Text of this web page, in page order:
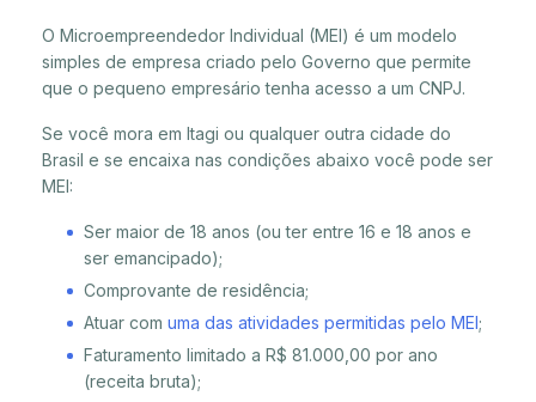
O Microempreendedor Individual (MEI) é um modelo
simples de empresa criado pelo Governo que permite
que o pequeno empresário tenha acesso a um CNPJ.
Se você mora em Itagi ou qualquer outra cidade do
Brasil e se encaixa nas condições abaixo você pode ser
MEI:
Ser maior de 18 anos (ou ter entre 16 e 18 anos e
ser emancipado);
Comprovante de residência;
Atuar com uma das atividades permitidas pelo MEI;
Faturamento limitado a R$ 81.000,00 por ano
(receita bruta);